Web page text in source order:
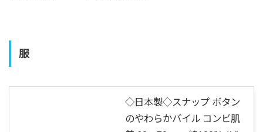
服
◇日本製◇スナップ ボタン
のやわらかパイル コンビ肌